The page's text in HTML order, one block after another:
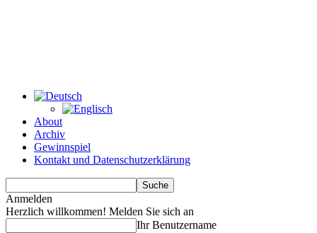
About
Archiv
Gewinnspiel
Kontakt und Datenschutzerklärung
Anmelden
Herzlich willkommen! Melden Sie sich an
Ihr Benutzername